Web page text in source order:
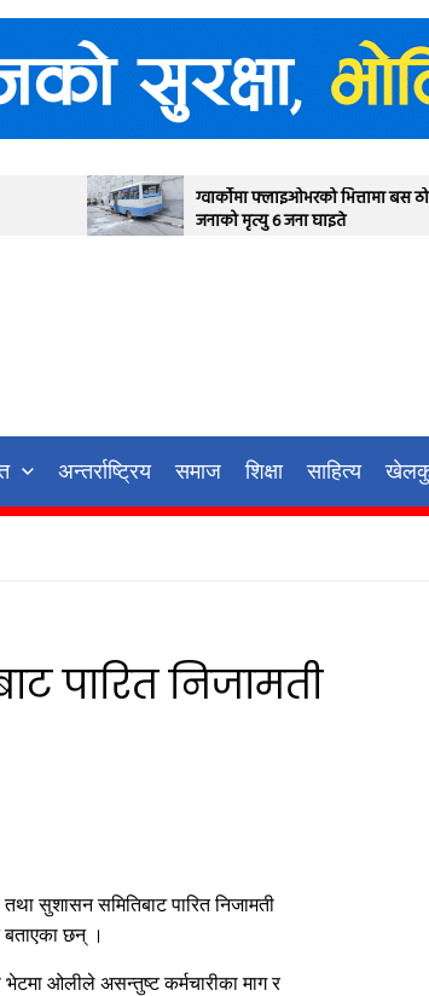
ग्वार्कोमा फ्लाइओभरको भित्तामा बस ठोक्किदा एक
जनाको मृत्यु ६ जना घाइते
अन्तर्राष्ट्रिय समाज शिक्षा साहित्य
पारित निजामती
सुशासन समितिबाट पारित निजामती
छन् ।
ओलीले असन्तुष्ट कर्मचारीका माग र